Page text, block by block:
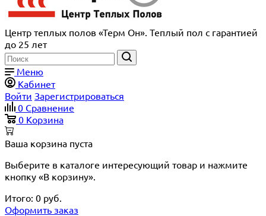
Центр теплых полов «Терм Он». Теплый пол с гарантией
до 25 лет
Меню
Кабинет
Войти Зарегистрироваться
0 Сравнение
0 Корзина
Ваша корзина пуста
Выберите в каталоге интересующий товар и нажмите
кнопку «В корзину».
Итого: 0 руб.
Оформить заказ